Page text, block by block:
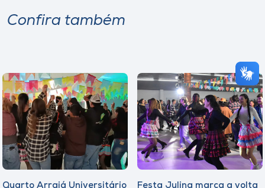
Confira também
Quarto Arraiá Universitário Festa Julina marca a volta